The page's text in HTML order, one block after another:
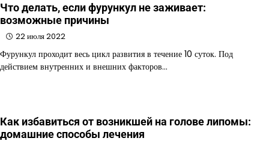
Что делать, если фурункул не заживает:
возможные причины
22 июля 2022
Фурункул проходит весь цикл развития в течение 10 суток. Под
действием внутренних и внешних факторов…
Как избавиться от возникшей на голове липомы:
домашние способы лечения